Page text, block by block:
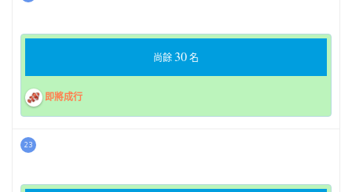
尚餘30名
即將成行
23